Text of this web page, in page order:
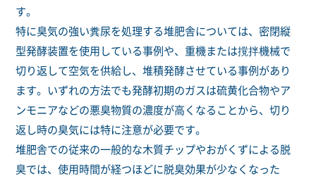
す。
特に臭気の強い糞尿を処理する堆肥舎については、密閉縦
型発酵装置を使用している事例や、重機または撹拌機械で
切り返して空気を供給し、堆積発酵させている事例があり
ます。いずれの方法でも発酵初期のガスは硫黄化合物やア
ンモニアなどの悪臭物質の濃度が高くなることから、切り
返し時の臭気には特に注意が必要です。
堆肥舎での従来の一般的な木質チップやおがくずによる脱
臭では、使用時間が経つほどに脱臭効果が少なくなった